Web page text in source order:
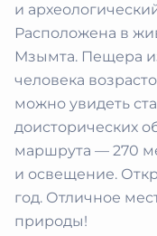
и
Расположена в
Мзымта. Пещера
человека
можно увидеть
доисторических
маршрута — 270
и освещение.
год. Отличное
природы!